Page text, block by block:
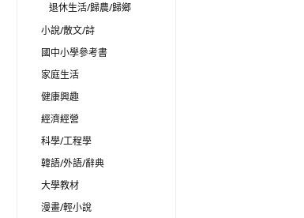
退休生活/歸農/歸鄉
小說/散文/詩
國中小學參考書
家庭生活
健康興趣
經濟經營
科學/工程學
韓語/外語/辭典
大學教材
漫畫/輕小說